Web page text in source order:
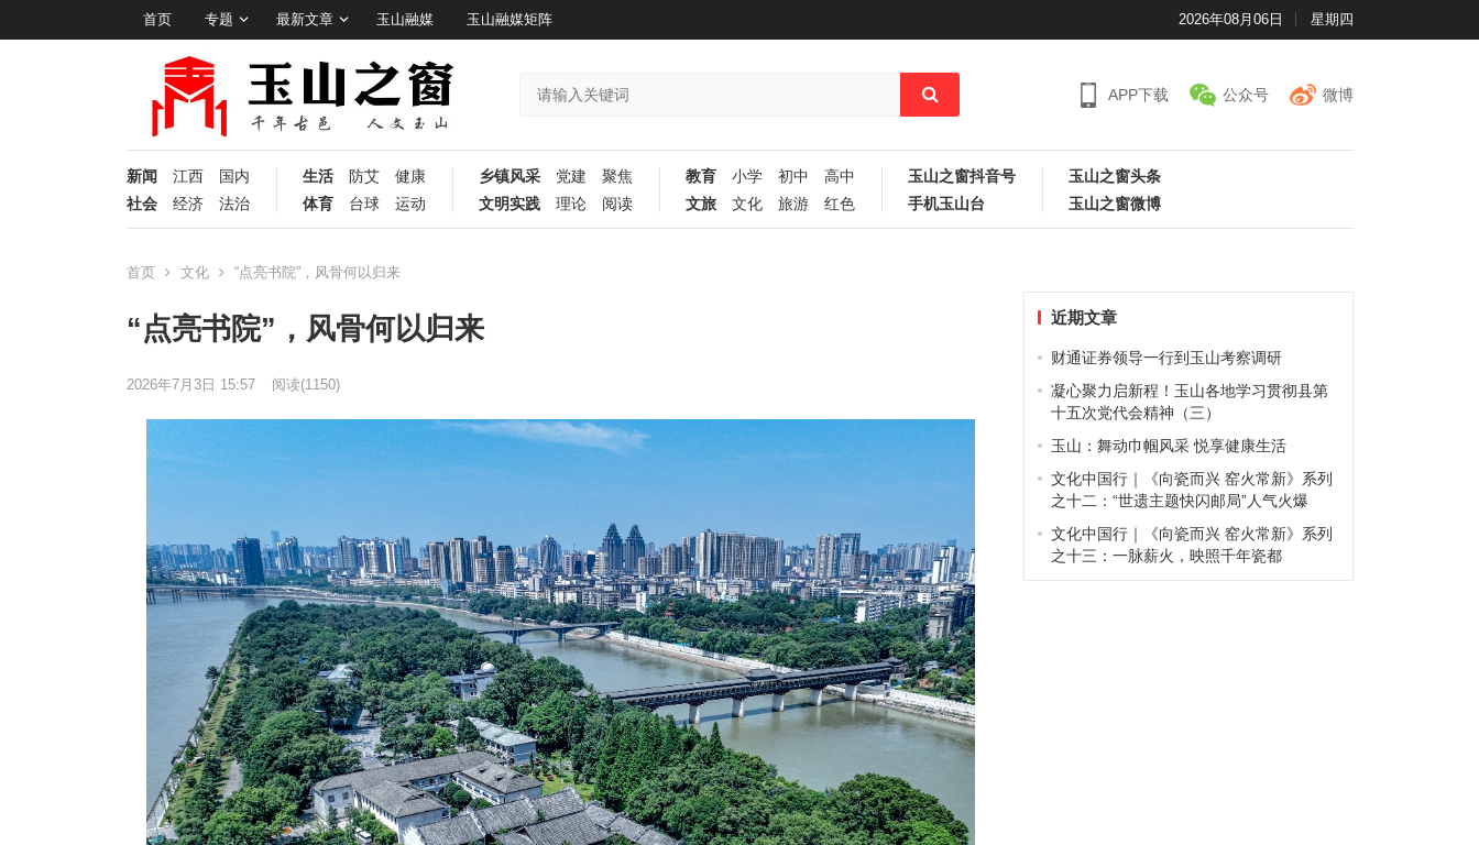
首页 专题 最新文章 玉山融媒 玉山融媒矩阵 2026年08月06日 星期四
APP下载 公众号 微博
新闻 江西
国内
社会
经济 法治
生活 防艾
健康
体育
台球 运动
乡镇风采 党建
聚焦
文明实践
理论 阅读
教育 小学 初中
高中
文旅
文化 旅游 红色
玉山之窗抖音号
手机玉山台
玉山之窗头条
玉山之窗微博
首页 文化 “点亮书院”，风骨何以归来
“点亮书院”，风骨何以归来
2026年7月3日 15:57 阅读(1150)
近期文章
财通证券领导一行到玉山考察调研
凝心聚力启新程！玉山各地学习贯彻县第
十五次党代会精神（三）
玉山：舞动巾帼风采 悦享健康生活
文化中国行｜《向瓷而兴 窑火常新》系列
之十二：“世遗主题快闪邮局”人气火爆
文化中国行｜《向瓷而兴 窑火常新》系列
之十三：一脉薪火，映照千年瓷都